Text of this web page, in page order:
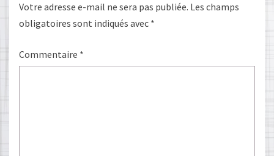
Votre adresse e-mail ne sera pas publiée. Les champs
obligatoires sont indiqués avec *
Commentaire *